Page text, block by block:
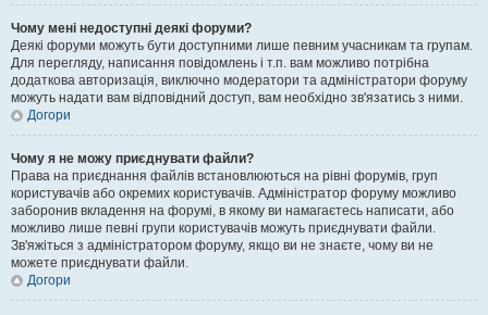
Чому мені недоступні деякі форуми?
Деякі форуми можуть бути доступними лише певним учасникам та групам.
Для перегляду, написання повідомлень і т.п. вам можливо потрібна
додаткова авторизація, виключно модератори та адміністратори форуму
можуть надати вам відповідний доступ, вам необхідно зв'язатись з ними.
Догори
Чому я не можу приєднувати файли?
Права на приєднання файлів встановлюються на рівні форумів, груп
користувачів або окремих користувачів. Адміністратор форуму можливо
заборонив вкладення на форумі, в якому ви намагаєтесь написати, або
можливо лише певні групи користувачів можуть приєднувати файли.
Зв'яжіться з адміністратором форуму, якщо ви не знаєте, чому ви не
можете приєднувати файли.
Догори